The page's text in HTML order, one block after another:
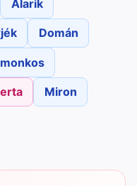
Alarik
Domán
Miron